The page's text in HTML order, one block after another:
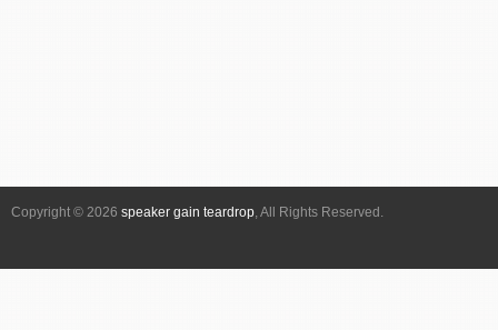
Copyright © 2026 speaker gain teardrop, All Rights Reserved.